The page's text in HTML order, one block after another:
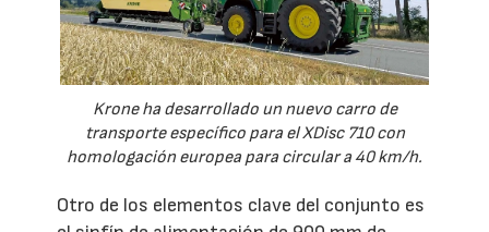
Krone ha desarrollado un nuevo carro de
transporte específico para el XDisc 710 con
homologación europea para circular a 40 km/h.
Otro de los elementos clave del conjunto es